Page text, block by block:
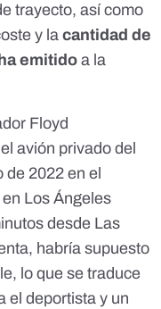
trayecto, así como
y la cantidad de
emitido a la
Floyd
avión privado del
de 2022 en el
Los Ángeles
desde Las
habría supuesto
lo que se traduce
el deportista y un